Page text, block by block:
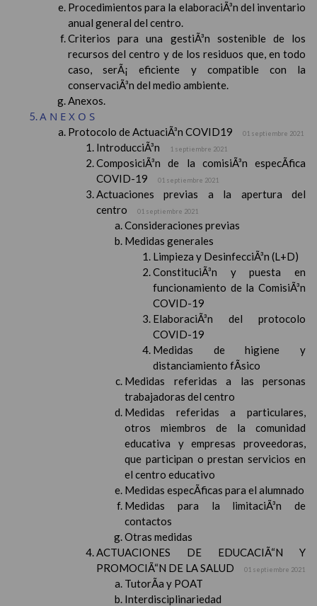
Procedimientos para la elaboraciÃ³n del inventario
anual general del centro.
Criterios para una gestiÃ³n sostenible de los
recursos del centro y de los residuos que, en todo
caso, serÃ¡ eficiente y compatible con la
conservaciÃ³n del medio ambiente.
Anexos.
ANEXOS
Protocolo de ActuaciÃ³n COVID19 01 septiembre 2021
IntroducciÃ³n 1 septiembre 2021
ComposiciÃ³n de la comisiÃ³n especÃ­fica
COVID-19
01 septiembre 2021
Actuaciones previas a la apertura del
centro
01 septiembre 2021
Consideraciones previas
Medidas generales
Limpieza y DesinfecciÃ³n (L+D)
ConstituciÃ³n y puesta en
funcionamiento de la ComisiÃ³n
COVID-19
ElaboraciÃ³n del protocolo
COVID-19
Medidas de higiene y
distanciamiento fÃ­sico
Medidas referidas a las personas
trabajadoras del centro
Medidas referidas a particulares,
otros miembros de la comunidad
educativa y empresas proveedoras,
que participan o prestan servicios en
el centro educativo
Medidas especÃ­ficas para el alumnado
Medidas para la limitaciÃ³n de
contactos
Otras medidas
ACTUACIONES DE EDUCACIÃ“N Y
PROMOCIÃ“N DE LA SALUD
01 septiembre 2021
TutorÃ­a y POAT
Interdisciplinariedad